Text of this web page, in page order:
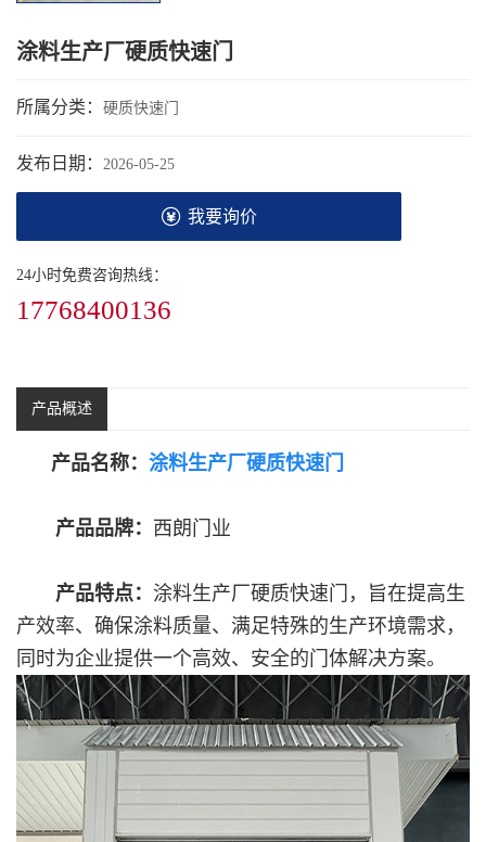
涂料生产厂硬质快速门
所属分类： 硬质快速门
发布日期： 2026-05-25
我要询价
24小时免费咨询热线：
17768400136
产品概述
产品名称： 涂料生产厂硬质快速门
产品品牌： 西朗门业
产品特点： 涂料生产厂硬质快速门
，旨在提高生
产效率、确保涂料质量、满足特殊的生产环境需求，
同时为企业提供一个高效、安全的门体解决方案。